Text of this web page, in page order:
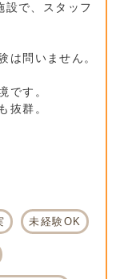
で、スタッフ
は問いません。
です。
抜群。
未経験OK